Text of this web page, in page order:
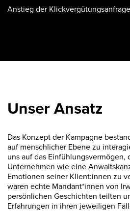
Anstieg der
Unser Ansatz
Das Konzept der Kampagne
auf menschlicher Ebene zu
uns auf das Einfühlungsvermögen,
Unternehmen wie eine
Emotionen seiner Klient:innen zu
waren echte Mandant*innen von
persönlichen Geschichten teilten
Erfahrungen in ihren jeweiligen